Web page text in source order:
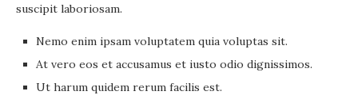
suscipit laboriosam.
Nemo enim ipsam voluptatem quia voluptas sit.
At vero eos et accusamus et iusto odio dignissimos.
Ut harum quidem rerum facilis est.